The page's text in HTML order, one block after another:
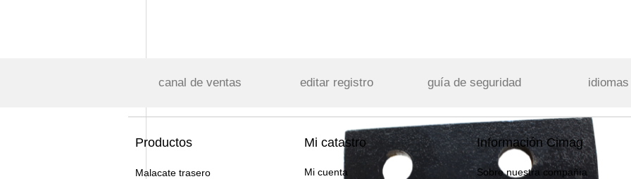
canal de ventas editar registro guía de seguridad idiomas
Productos Mi catastro Información Cimag
Malacate trasero Mi cuenta Sobre nuestra compañía